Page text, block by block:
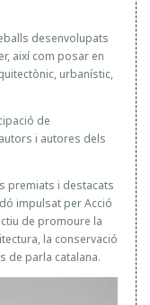
desenvolupats
així com posar en
urbanístic,
de
i autores dels
premiats i destacats
impulsat per Acció
de promoure la
la conservació
de parla catalana.